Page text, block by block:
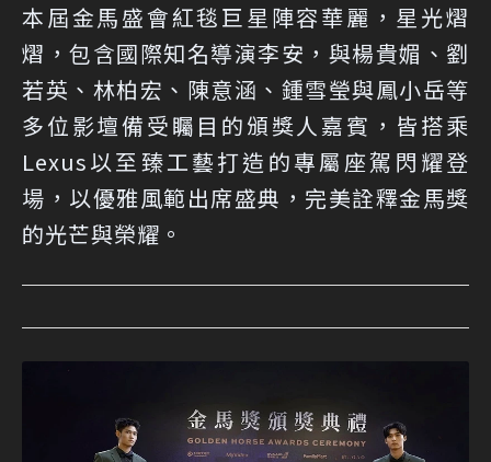
本屆金馬盛會紅毯巨星陣容華麗，星光熠
熠，包含國際知名導演李安，與楊貴媚、劉
若英、林柏宏、陳意涵、鍾雪瑩與鳳小岳等
多位影壇備受矚目的頒獎人嘉賓，皆搭乘
Lexus以至臻工藝打造的專屬座駕閃耀登
場，以優雅風範出席盛典，完美詮釋金馬獎
的光芒與榮耀。